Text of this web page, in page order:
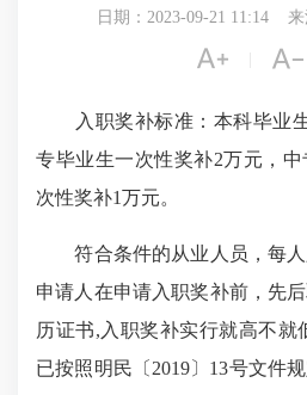
日期：2023-09-21 11:14
 
入职奖补标准：本科毕业生
专毕业生一次性奖补2万元，
次性奖补1万元。
符合条件的从业人员，每人
申请人在申请入职奖补前，先
历证书,入职奖补实行就高不就
已按照明民〔2019〕13号文件